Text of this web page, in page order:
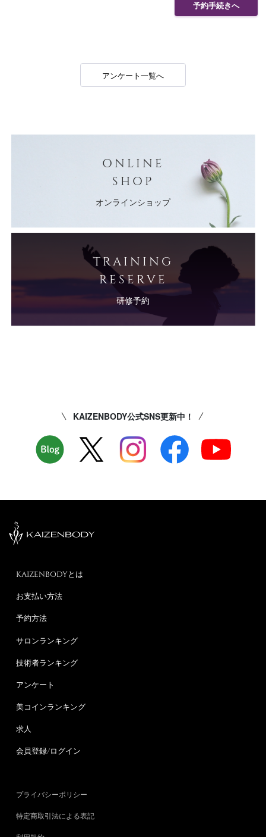
予約手続きへ
アンケート一覧へ
ONLINE
SHOP
オンラインショップ
TRAINING
RESERVE
研修予約
KAIZENBODY公式SNS更新中！
KAIZENBODYとは
お支払い方法
予約方法
サロンランキング
技術者ランキング
アンケート
美コインランキング
求人
会員登録/ログイン
プライバシーポリシー
特定商取引法による表記